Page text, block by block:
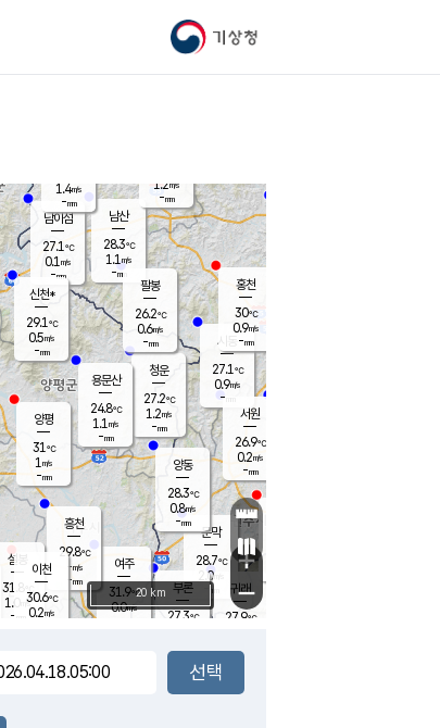
기상청
문막
28.7℃
2.0m/s
mm
남이섬
27.1℃
0.1 m/s
-mm
부론
27.3℃
남산
28.3℃
1.1 m/s
-mm
청운
27.2℃
1.2m/s
-mm
팔봉
26.2℃
0.6m/s
-mm
여주
31.9℃
0.0m/s
양동
28.3℃
0.8m/s
-mm
장호원
1.4m/s
-mm
신천*
29.1℃
0.5m/s
-mm
흥천
29.8℃
-m/s
-mm
설봉
31.8
1.0 m/s
- mm
시동
27.1℃
0.9m/s
- mm
귀래
27.9℃
서원
26.9℃
0.2m/s
-mm
용문산
24.8℃
1.1 m/s
-mm
홍천
30℃
0.9m/s
-mm
이천
30.6℃
0.2m/s
양평
31℃
1 m/s
-mm
1.2m/s
-mm
+
−
20 km